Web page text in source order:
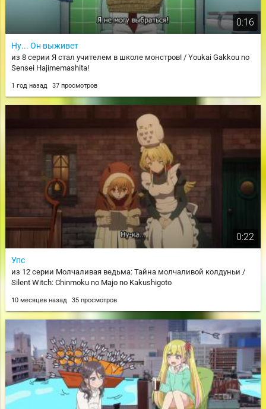
0:16
Ну... Он выживет
из 8 серии Я стал учителем в школе монстров! / Youkai Gakkou no
Sensei Hajimemashita!
1 год назад 37 просмотров
0:22
Упс
из 12 серии Молчаливая ведьма: Тайна молчаливой колдуньи /
Silent Witch: Chinmoku no Majo no Kakushigoto
10 месяцев назад 35 просмотров